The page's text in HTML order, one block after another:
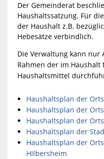
Der Gemeinderat
Haushaltssatzung. Für
der Haushalt z.B.
Hebesätze verbindlich.
Die Verwaltung kann
Rahmen der im Haushalt
Haushaltsmittel
Haushaltsplan der
Haushaltsplan der
Haushaltsplan der
Haushaltsplan der
Haushaltsplan der
Hilbersheim